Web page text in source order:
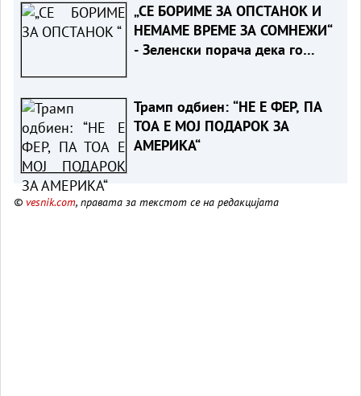
„СЕ БОРИМЕ ЗА ОПСТАНОК И
НЕМАМЕ ВРЕМЕ ЗА СОМНЕЖИ“
- Зеленски порача дека го
Трамп одбиен: “НЕ Е ФЕР, ПА
ТОА Е МОЈ ПОДАРОК ЗА
АМЕРИКА“
© vesnik.com, правата за текстот се на редакцијата